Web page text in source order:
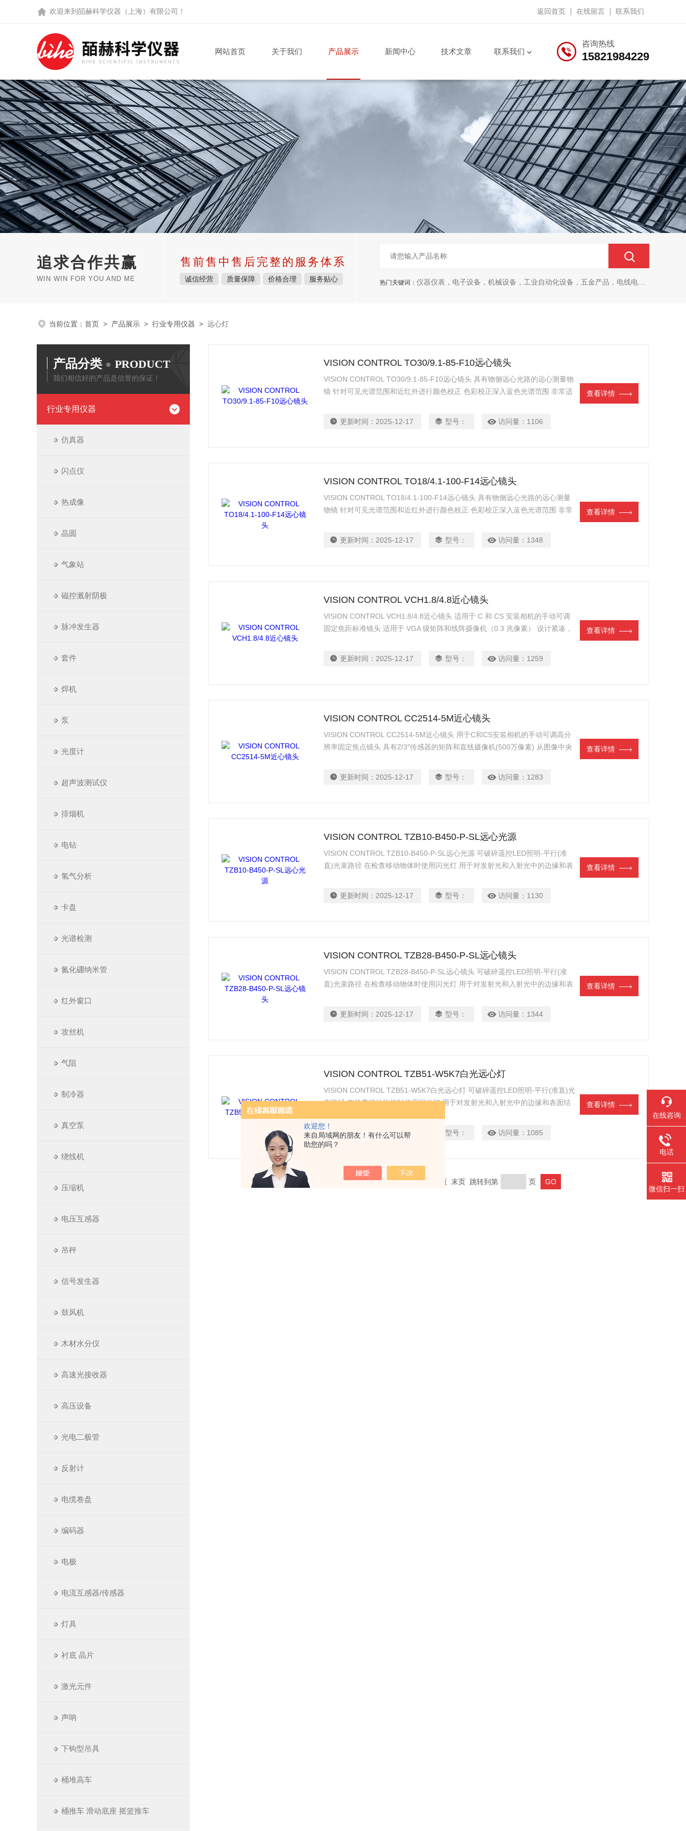
欢迎您！
来自局域网的朋友！有什么可以帮
助您的吗？
欢迎来到 皕赫科学仪器（上海）有限公司 ！ 返回首页 在线留言 联系我们
咨询热线
15821984229
网站首页 关于我们 产品展示 新闻中心 技术文章 联系我们
追求合作共赢
WIN WIN FOR YOU AND ME
售前售中售后完整的服务体系
诚信经营 质量保障 价格合理 服务贴心 热门关键词： 仪器仪表，电子设备，机械设备，工业自动化设备，五金产品，电线电缆，金属材料，电子
当前位置： 首页 > 产品展示 > 行业专用仪器 > 远心灯
产品分类 PRODUCT
我们相信好的产品是信誉的保证！
行业专用仪器
仿真器
闪点仪
热成像
晶圆
气象站
磁控溅射阴极
脉冲发生器
套件
焊机
泵
光度计
超声波测试仪
排烟机
电钻
氢气分析
卡盘
光谱检测
氮化硼纳米管
红外窗口
攻丝机
气阻
制冷器
真空泵
绕线机
压缩机
电压互感器
吊秤
信号发生器
鼓风机
木材水分仪
高速光接收器
高压设备
光电二极管
反射计
电缆卷盘
编码器
电极
电流互感器/传感器
灯具
衬底 晶片
激光元件
声呐
下钩型吊具
桶堆高车
桶推车 滑动底座 摇篮推车
VISION CONTROL TO30/9.1-85-F10远心镜头
VISION CONTROL TO30/9.1-85-F10远心镜头 具有物侧远心光路的远心测量物
镜 针对可见光谱范围和近红外进行颜色校正 色彩校正深入蓝色光谱范围 非常适
更新时间： 2025-12-17 型号： 访问量： 1106
查看详情
VISION CONTROL TO18/4.1-100-F14远心镜头
VISION CONTROL TO18/4.1-100-F14远心镜头 具有物侧远心光路的远心测量
物镜 针对可见光谱范围和近红外进行颜色校正 色彩校正深入蓝色光谱范围 非常
更新时间： 2025-12-17 型号： 访问量： 1348
查看详情
VISION CONTROL VCH1.8/4.8近心镜头
VISION CONTROL VCH1.8/4.8近心镜头 适用于 C 和 CS 安装相机的手动可调
固定焦距标准镜头 适用于 VGA 级矩阵和线阵摄像机（0.3 兆像素） 设计紧凑，
更新时间： 2025-12-17 型号： 访问量： 1259
查看详情
VISION CONTROL CC2514-5M近心镜头
VISION CONTROL CC2514-5M近心镜头 用于C和CS安装相机的手动可调高分
辨率固定焦点镜头 具有2/3″传感器的矩阵和直线摄像机(500万像素) 从图像中央
更新时间： 2025-12-17 型号： 访问量： 1283
查看详情
VISION CONTROL TZB10-B450-P-SL远心光源
VISION CONTROL TZB10-B450-P-SL远心光源 可破碎遥控LED照明-平行(准
直)光束路径 在检查移动物体时使用闪光灯 用于对发射光和入射光中的边缘和表
更新时间： 2025-12-17 型号： 访问量： 1130
查看详情
VISION CONTROL TZB28-B450-P-SL远心镜头
VISION CONTROL TZB28-B450-P-SL远心镜头 可破碎遥控LED照明-平行(准
直)光束路径 在检查移动物体时使用闪光灯 用于对发射光和入射光中的边缘和表
更新时间： 2025-12-17 型号： 访问量： 1344
查看详情
VISION CONTROL TZB51-W5K7白光远心灯
VISION CONTROL TZB51-W5K7白光远心灯 可破碎遥控LED照明-平行(准直)光
束路径 在检查移动物体时使用闪光灯 用于对发射光和入射光中的边缘和表面结
想的背光与远心透镜组合 低发散,高光输出 安全操作 ® 智能照明控制器(例
如:3005) 连接:M8塞子在套管上
更新时间：2025-12-17 型号： 访问量： 1085
查看详情
共 7 条记录，当前 1 / 1 页 首页 上一页 下一页 末页 跳转到第 页
在线咨询
电话
微信扫一扫